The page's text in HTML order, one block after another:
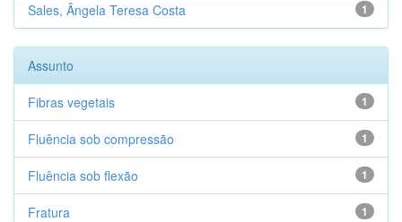
1
Sales, Ângela Teresa Costa
Assunto
1
Fibras vegetais
1
Fluência sob compressão
1
Fluência sob flexão
1
Fratura